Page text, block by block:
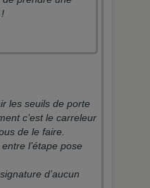
les seuils de porte
c’est le carreleur
de le faire.
l’étape pose
d’aucun